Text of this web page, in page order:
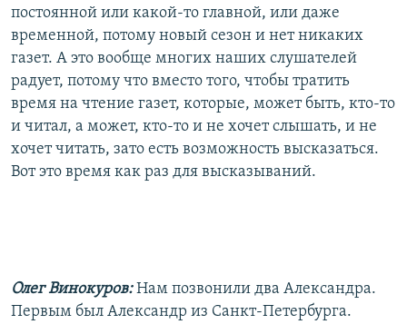
поиску
СЕВЕР.РЕАЛИИ
СИБИРЬ.РЕАЛИИ
РАСПИСАНИЕ ВЕЩАНИЯ
ПОДПИШИТЕСЬ НА РАССЫЛКУ
СОЦИАЛЬНЫЕ СЕТИ
Все сайты РСЕ/РС
постоянной или какой-то главной, или даже
временной, потому новый сезон и нет никаких
газет. А это вообще многих наших слушателей
радует, потому что вместо того, чтобы тратить
время на чтение газет, которые, может быть, кто-то
и читал, а может, кто-то и не хочет слышать, и не
хочет читать, зато есть возможность высказаться.
Вот это время как раз для высказываний.
Олег Винокуров: Нам позвонили два Александра.
Первым был Александр из Санкт-Петербурга.